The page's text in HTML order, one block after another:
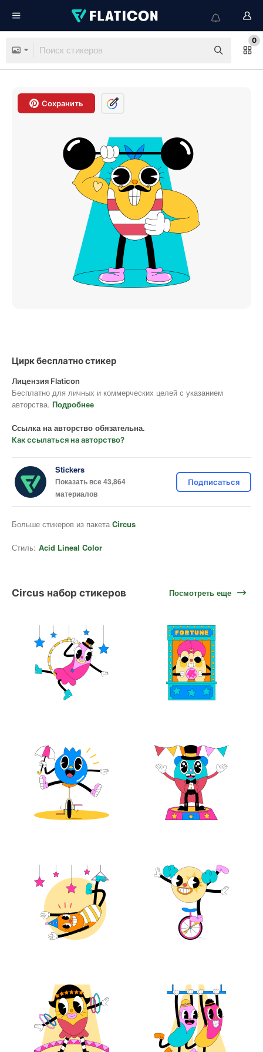
0
Сохранить
Цирк бесплатно стикер
Лицензия Flaticon
Бесплатно для личных и коммерческих целей с указанием
авторства. Подробнее
Ссылка на авторство обязательна.
Как ссылаться на авторство?
Stickers
Показать все 43,864
материалов
Подписаться
Больше стикеров из пакета Circus
Стиль: Acid Lineal Color
Circus набор стикеров Посмотреть еще